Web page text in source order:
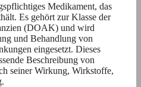
Medikament, das
Es gehört zur Klasse der
(DOAK) und wird
und Behandlung von
eingesetzt. Dieses
Beschreibung von
seiner Wirkung, Wirkstoffe,